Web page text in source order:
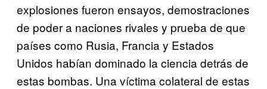
explosiones fueron ensayos, demostraciones
de poder a naciones rivales y prueba de que
países como Rusia, Francia y Estados
Unidos habían dominado la ciencia detrás de
estas bombas. Una víctima colateral de estas